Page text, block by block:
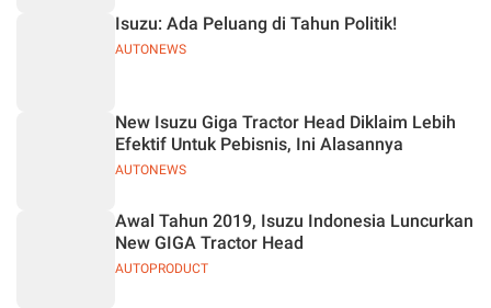
AUTONEWS
Isuzu: Ada Peluang di Tahun Politik!
AUTONEWS
New Isuzu Giga Tractor Head Diklaim Lebih
Efektif Untuk Pebisnis, Ini Alasannya
AUTOPRODUCT
Awal Tahun 2019, Isuzu Indonesia Luncurkan
New GIGA Tractor Head